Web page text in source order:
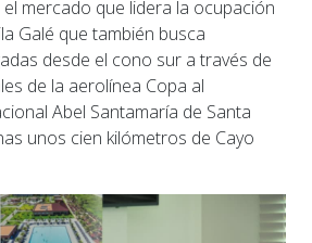
mercado que lidera la ocupación
Galé que también busca
desde el cono sur a través de
de la aerolínea Copa al
Abel Santamaría de Santa
unos cien kilómetros de Cayo